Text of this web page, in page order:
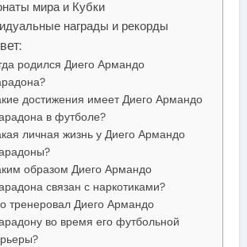
мира и Кубки
награды и рекорды
родился Диего Армандо
достижения имеет Диего Армандо
в футболе?
личная жизнь у Диего Армандо
образом Диего Армандо
связан с наркотиками?
тренеровал Диего Армандо
во время его футбольной